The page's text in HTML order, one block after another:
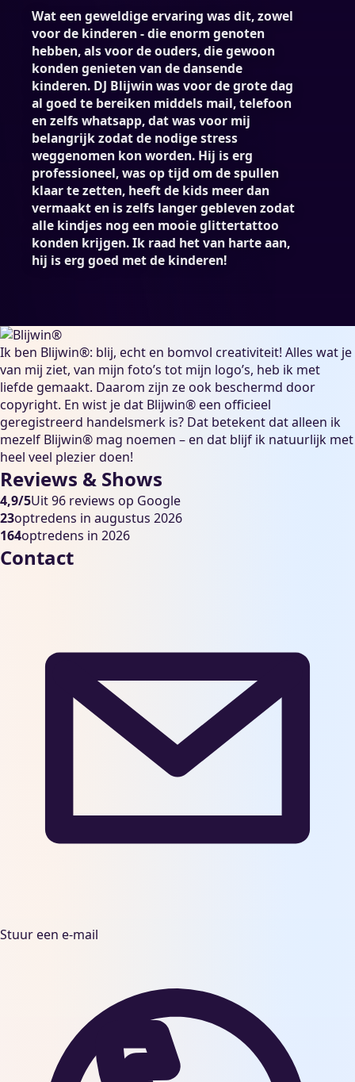
Wat een geweldige ervaring was dit, zowel
voor de kinderen - die enorm genoten
hebben, als voor de ouders, die gewoon
konden genieten van de dansende
kinderen. DJ Blijwin was voor de grote dag
al goed te bereiken middels mail, telefoon
en zelfs whatsapp, dat was voor mij
belangrijk zodat de nodige stress
weggenomen kon worden. Hij is erg
professioneel, was op tijd om de spullen
klaar te zetten, heeft de kids meer dan
vermaakt en is zelfs langer gebleven zodat
alle kindjes nog een mooie glittertattoo
konden krijgen. Ik raad het van harte aan,
hij is erg goed met de kinderen!
Ik ben Blijwin®: blij, echt en bomvol creativiteit! Alles wat je
van mij ziet, van mijn foto’s tot mijn logo’s, heb ik met
liefde gemaakt. Daarom zijn ze ook beschermd door
copyright. En wist je dat Blijwin® een officieel
geregistreerd handelsmerk is? Dat betekent dat alleen ik
mezelf Blijwin® mag noemen – en dat blijf ik natuurlijk met
heel veel plezier doen!
Reviews & Shows
4,9/5Uit 96 reviews op Google
23optredens in augustus 2026
164optredens in 2026
Contact
Stuur een e-mail